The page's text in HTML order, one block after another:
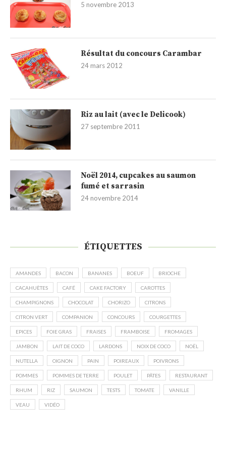
5 novembre 2013
Résultat du concours Carambar
24 mars 2012
Riz au lait (avec le Delicook)
27 septembre 2011
Noël 2014, cupcakes au saumon
fumé et sarrasin
24 novembre 2014
ÉTIQUETTES
AMANDES BACON BANANES BOEUF BRIOCHE
CACAHUÈTES CAFÉ CAKE FACTORY CAROTTES
CHAMPIGNONS CHOCOLAT CHORIZO CITRONS
CITRON VERT COMPANION CONCOURS COURGETTES
EPICES FOIE GRAS FRAISES FRAMBOISE FROMAGES
JAMBON LAIT DE COCO LARDONS NOIX DE COCO NOËL
NUTELLA OIGNON PAIN POIREAUX POIVRONS
POMMES POMMES DE TERRE POULET PÂTES RESTAURANT
RHUM RIZ SAUMON TESTS TOMATE VANILLE
VEAU VIDÉO